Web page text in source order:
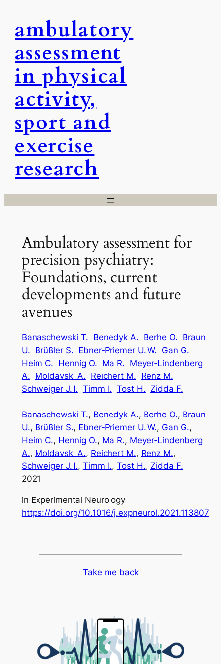
content
ambulatory
assessment
in physical
activity,
sport and
exercise
research
Ambulatory assessment for
precision psychiatry:
Foundations, current
developments and future
avenues
Banaschewski T. Benedyk A. Berhe O. Braun
U. Brüßler S. Ebner‑Priemer U. W. Gan G.
Heim C. Hennig O. Ma R. Meyer‑Lindenberg
A. Moldavski A. Reichert M. Renz M.
Schweiger J. I. Timm I. Tost H. Zidda F.
Banaschewski T., Benedyk A., Berhe O., Braun
U., Brüßler S., Ebner‑Priemer U. W., Gan G.
Heim C., Hennig O., Ma R., Meyer‑Lindenberg
A., Moldavski A., Reichert M., Renz M.
Schweiger J. I., Timm I., Tost H., Zidda F.
2021
in Experimental Neurology
https://doi.org/10.1016/j.expneurol.2021.113807
Take me back